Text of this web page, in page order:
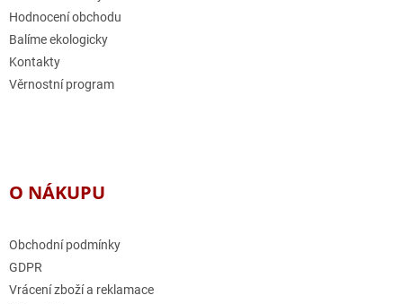
Hodnocení obchodu
Balíme ekologicky
Kontakty
Věrnostní program
O NÁKUPU
Obchodní podmínky
GDPR
Vrácení zboží a reklamace